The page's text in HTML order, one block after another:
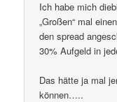
Ich habe mich
„Großen“ mal
den spread
30% Aufgeld in
Das hätte ja mal
können…..